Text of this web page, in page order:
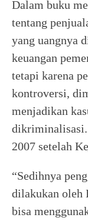
Dalam buku
tentang
yang uangnya
keuangan
tetapi karena
kontroversi,
menjadikan
dikriminalisasi.
2007 setelah
“Sedihnya
dilakukan oleh
bisa